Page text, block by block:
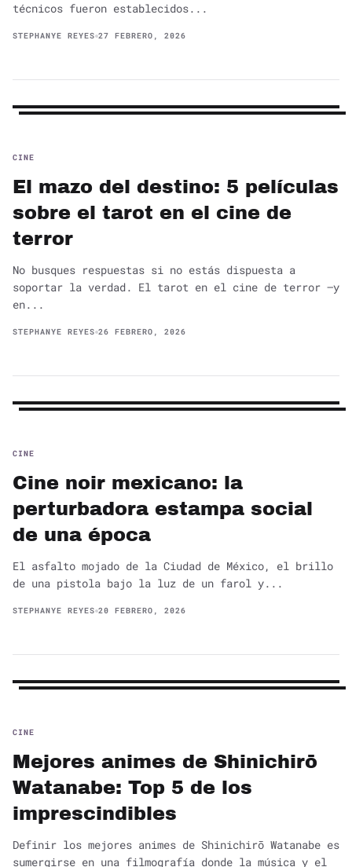
técnicos fueron establecidos...
STEPHANYE REYES 27 FEBRERO, 2026
CINE
El mazo del destino: 5 películas
sobre el tarot en el cine de
terror
No busques respuestas si no estás dispuesta a
soportar la verdad. El tarot en el cine de terror —y
en...
STEPHANYE REYES 26 FEBRERO, 2026
CINE
Cine noir mexicano: la
perturbadora estampa social
de una época
El asfalto mojado de la Ciudad de México, el brillo
de una pistola bajo la luz de un farol y...
STEPHANYE REYES 20 FEBRERO, 2026
CINE
Mejores animes de Shinichirō
Watanabe: Top 5 de los
imprescindibles
Definir los mejores animes de Shinichirō Watanabe es
sumergirse en una filmografía donde la música y el